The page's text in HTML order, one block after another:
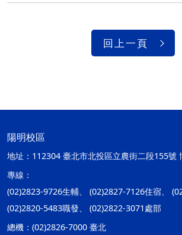
回上一頁
陽明校區
地址： 112304 臺北市北投區立農街二段155號
專線：
(02)2823-9726生輔、 (02)2827-7126住宿、
(02)2820-5483職發、 (02)2822-3071處部
總機： (02)2826-7000 臺北